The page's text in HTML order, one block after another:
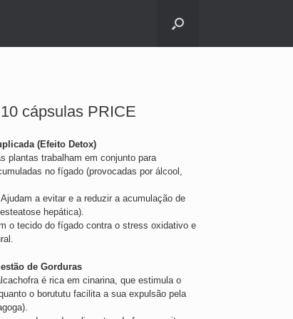
cápsulas PRICE
(Efeito Detox)
plantas trabalham em conjunto para
no fígado (provocadas por álcool,
Ajudam a evitar e a reduzir a acumulação de
hepática).
o tecido do fígado contra o stress oxidativo e
de Gorduras
é rica em cinarina, que estimula o
o borututu facilita a sua expulsão pela